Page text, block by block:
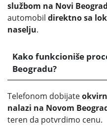
službom na Novi Beograd
automobil direktno sa
naselju.
Kako funkcioniše
Beogradu?
Telefonom dobijate
nalazi na Novom
teren da potvrdimo cenu.